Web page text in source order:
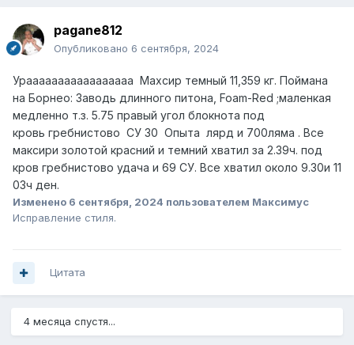
pagane812
Опубликовано 6 сентября, 2024
Урааааааааааааааааа Махсир темный 11,359 кг. Поймана
на Борнео: Заводь длинного питона, Foam-Red ;маленкая
медленно т.з. 5.75 правый угол блокнота под
кровь гребнистово СУ 30 Опыта лярд и 700ляма . Все
максири золотой красний и темний хватил за 2.39ч. под
кров гребнистово удача и 69 СУ. Все хватил около 9.30и 11
03ч ден.
Изменено 6 сентября, 2024 пользователем Максимус
Исправление стиля.
Цитата
4 месяца спустя...